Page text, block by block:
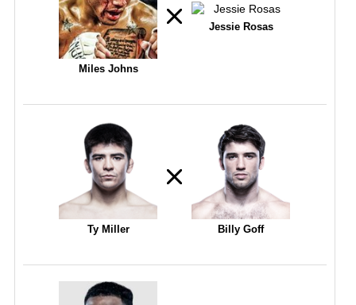
Miles Johns
Jessie Rosas
Ty Miller Billy Goff